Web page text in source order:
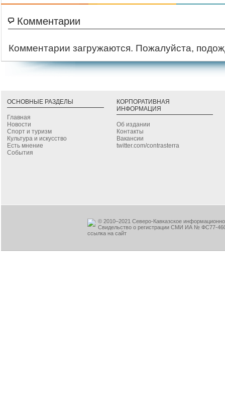
Комментарии
Комментарии загружаются. Пожалуйста,
ОСНОВНЫЕ РАЗДЕЛЫ
Главная
Новости
Спорт и туризм
Культура и искусство
Есть мнение
События
КОРПОРАТИВНАЯ
ИНФОРМАЦИЯ
Об издании
Контакты
Вакансии
twitter.com/contrasterra
© 2010–2021 Северо-Кавказское
Свидельство о регистрации СМИ ИА № ФС77-
ссылка на сайт